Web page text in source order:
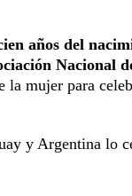
años del
Nacional
la mujer para
y Argentina lo